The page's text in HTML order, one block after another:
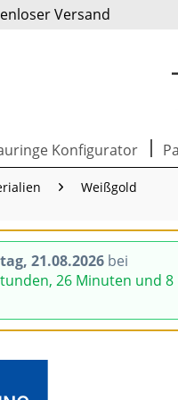
Versand
Konfigurator
Weißgold
21.08.2026 bei
26 Minuten und 8